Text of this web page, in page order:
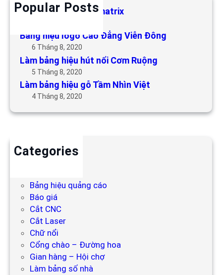
Popular Posts
Làm bảng hiệu LED matrix
Bảng hiệu logo Cao Đẳng Viễn Đông
6 Tháng 8, 2020
Làm bảng hiệu hút nổi Cơm Ruộng
5 Tháng 8, 2020
Làm bảng hiệu gỗ Tầm Nhìn Việt
4 Tháng 8, 2020
Categories
Bảng hiệu quảng cáo
Báo giá
Cắt CNC
Cắt Laser
Chữ nổi
Cổng chào – Đường hoa
Gian hàng – Hội chợ
Làm bảng số nhà